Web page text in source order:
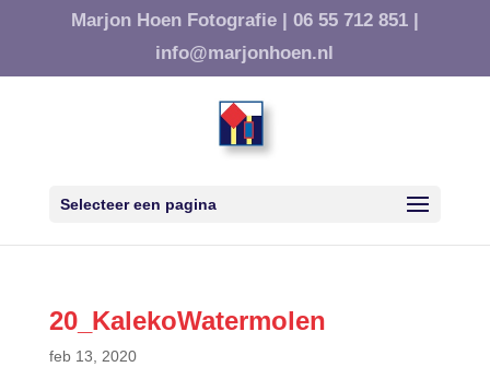
Marjon Hoen Fotografie | 06 55 712 851 |
info@marjonhoen.nl
Selecteer een pagina
20_KalekoWatermolen
feb 13, 2020